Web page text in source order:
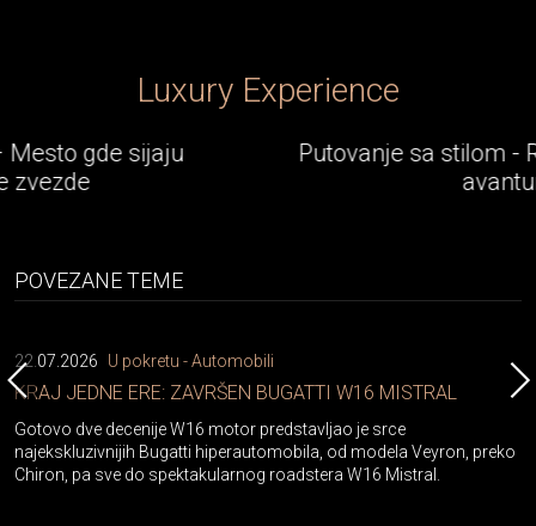
Luxury Experience
Putovanje sa stilom - Rolls-Royce epska
POVEZANE TEME
22.07.2026 U pokretu - Automobili
KRAJ JEDNE ERE: ZAVRŠEN BUGATTI W16 MISTRAL
Gotovo dve decenije W16 motor predstavljao je srce
najekskluzivnijih Bugatti hiperautomobila, od modela Veyron, preko
Chiron, pa sve do spektakularnog roadstera W16 Mistral.